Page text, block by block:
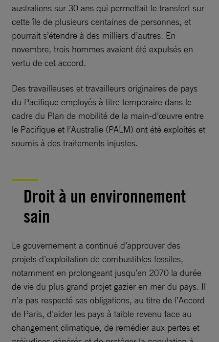
australiens sur 30 ans qui permettait le transfert sur
cette île de plusieurs centaines de personnes, et
pourrait s’étendre à des milliers d’autres. En
novembre, trois hommes avaient été expulsés en
vertu de cet accord.
Des travailleuses et travailleurs originaires de pays
du Pacifique employés à titre temporaire dans le
cadre du Plan de mobilité de la main-d’œuvre entre
le Pacifique et l’Australie (PALM) ont été exploités et
soumis à des traitements injustes.
Droit à un environnement
sain
Le gouvernement a continué d’approuver des
projets d’exploitation de combustibles fossiles,
notamment en prolongeant jusqu’en 2070 la durée
de vie du plus grand projet gazier en mer du pays. Il
n’a pas respecté ses obligations, au titre de l’Accord
de Paris, d’aider les pays à faible revenu face au
changement climatique, de remédier aux pertes et